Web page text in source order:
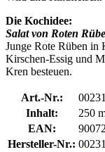
Die Kochidee:
Salat von Roten
Junge Rote Rüben in
Kirschen-Essig und
Kren besteuen.
Art.-Nr.:
Inhalt:
250
EAN:
Hersteller-Nr.: